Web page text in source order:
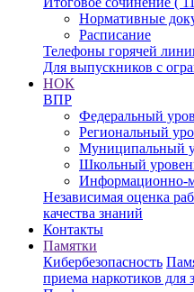
Нормативные
Расписание
Телефоны горячей
Для выпускников с
НОК
ВПР
Федеральный
Региональный
Муниципальный
Школьный
Информационно-
Независимая оценка
качества знаний
Контакты
Памятки
Кибербезопасность
приема наркотиков для